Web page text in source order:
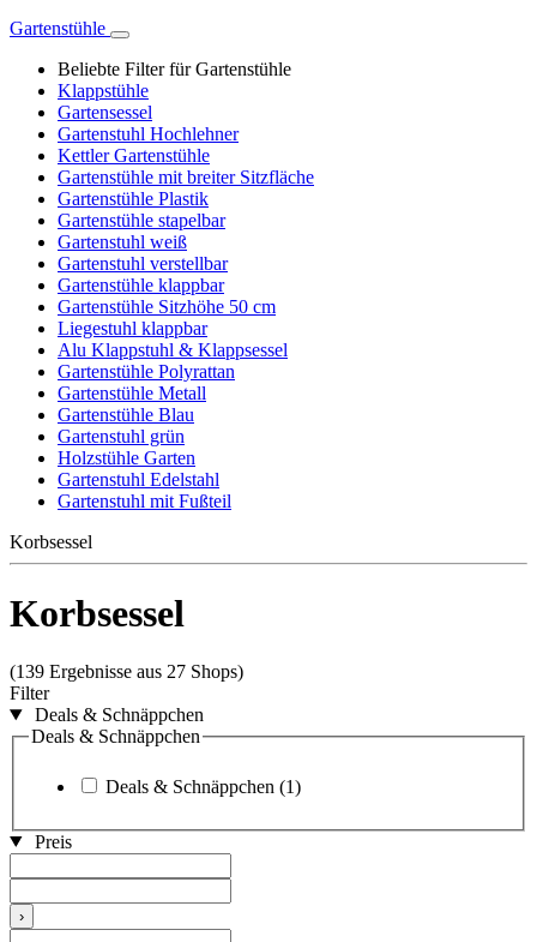
Gartenstühle
Beliebte Filter für Gartenstühle
Klappstühle
Gartensessel
Gartenstuhl Hochlehner
Kettler Gartenstühle
Gartenstühle mit breiter Sitzfläche
Gartenstühle Plastik
Gartenstühle stapelbar
Gartenstuhl weiß
Gartenstuhl verstellbar
Gartenstühle klappbar
Gartenstühle Sitzhöhe 50 cm
Liegestuhl klappbar
Alu Klappstuhl & Klappsessel
Gartenstühle Polyrattan
Gartenstühle Metall
Gartenstühle Blau
Gartenstuhl grün
Holzstühle Garten
Gartenstuhl Edelstahl
Gartenstuhl mit Fußteil
Korbsessel
Korbsessel
(139 Ergebnisse aus 27 Shops)
Filter
Deals & Schnäppchen
Deals & Schnäppchen
Deals & Schnäppchen (1)
Preis
›